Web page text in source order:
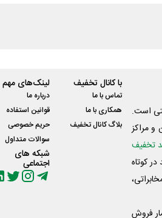
است.
و مراکز
تخفیف
کوتاه
فروش
با کانال تخفیف
تماس با ما
همکاری با ما
بلاگ کانال تخفیف
لینک‌های مهم
درباره ما
قوانین استفاده
حریم خصوصی
سوالات متداول
شبکه های
اجتماعی